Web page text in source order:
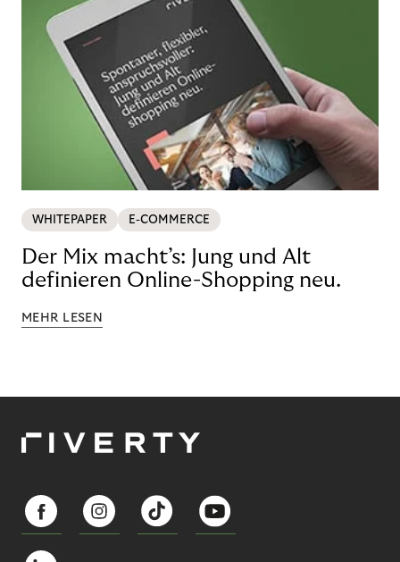
WHITEPAPER E-COMMERCE
Der Mix macht’s: Jung und Alt
definieren Online-Shopping neu.
MEHR LESEN